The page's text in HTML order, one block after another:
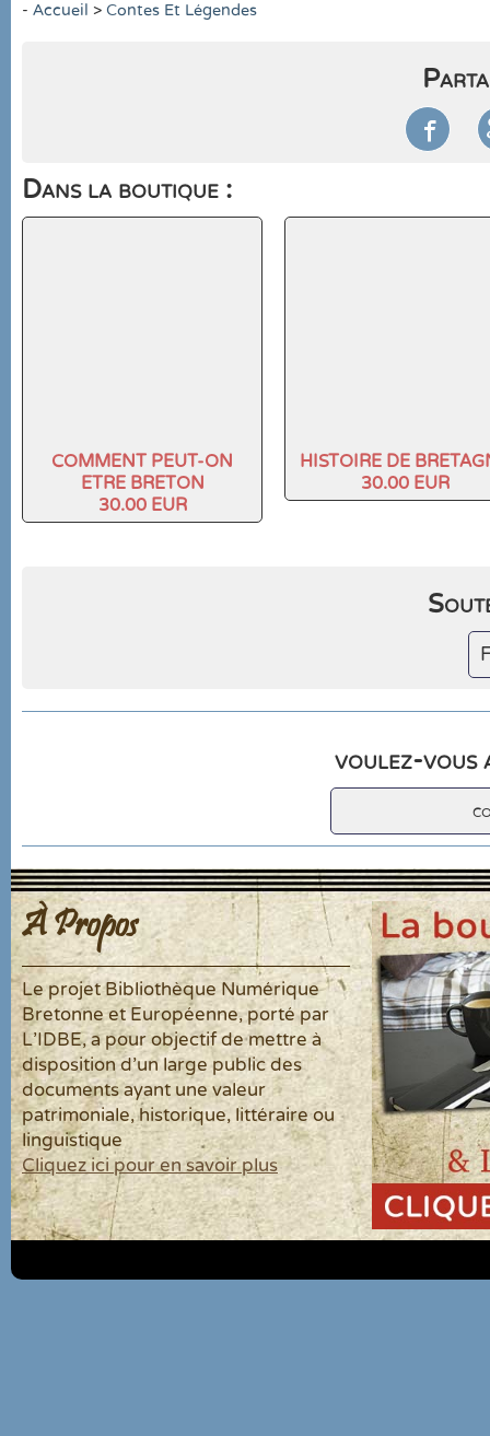
- Accueil > Contes Et Légendes

Dans la boutique :
COMMENT PEUT-ON
ETRE BRETON
30.00 EUR
HISTOIRE DE
30.00 EUR
voulez-vous
À Propos
Le projet Bibliothèque Numérique
Bretonne et Européenne, porté par
L'IDBE, a pour objectif de mettre à
disposition d'un large public des
documents ayant une valeur
patrimoniale, historique, littéraire ou
linguistique
Cliquez ici pour en savoir plus